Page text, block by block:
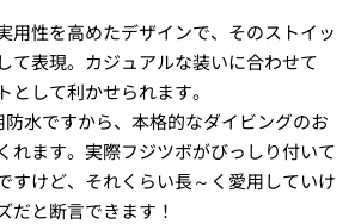
用性を高めたデザインで、そのストイッ
て表現。カジュアルな装いに合わせて
として利かせられます。
水ですから、本格的なダイビングのお
れます。実際フジツボがびっしり付いて
すけど、それくらい長～く愛用していけ
だと断言できます！